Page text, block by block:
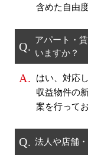
含めた自由
Q. アパート・
いますか？
A.
はい、対応
収益物件の
案を行って
Q. 法人や店舗